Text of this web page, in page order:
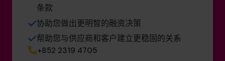
条款
协助您做出更明智的融资决策
帮助您与供应商和客户建立更稳固的关系
+852 2319 4705